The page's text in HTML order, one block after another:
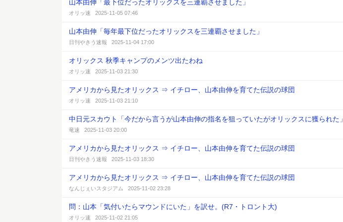
山本由伸「最下位だったオリックスを三連覇させました」
オリッ速 2025-11-05 07:46
山本由伸「毎年最下位だったオリックスを三連覇させました」
日刊やきう速報 2025-11-04 17:00
オリックス 秋季キャンプのメンツ出たわね
オリッ速 2025-11-03 21:30
アメリカから見たオリックス ⇒ イチロー、山本由伸を育てた伝説の球団
オリッ速 2025-11-03 21:10
中日元スカウト「今だから言うが山本由伸の指名を狙っていたがオリックスに獲られた」
竜速 2025-11-03 20:00
アメリカから見たオリックス ⇒ イチロー、山本由伸を育てた伝説の球団
日刊やきう速報 2025-11-03 18:30
アメリカから見たオリックス ⇒ イチロー、山本由伸を育てた伝説の球団
なんじぇいスタジアム 2025-11-02 23:28
問：山本「気付いたらマウンドにいた」を訳せ。(R7・トロント大)
オリッ速 2025-11-02 21:05